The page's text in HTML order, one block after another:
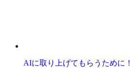
AIに取り上げてもらうために！